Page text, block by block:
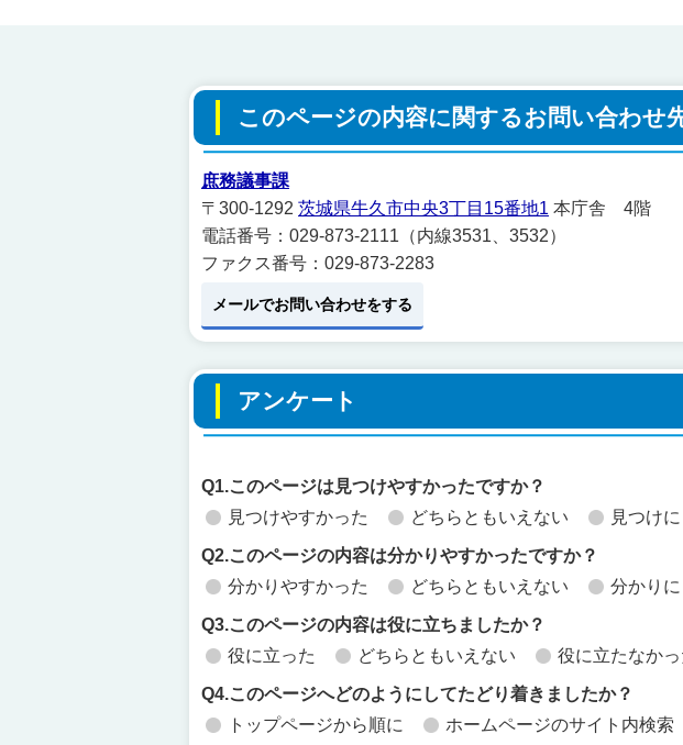
このページの内容に関するお問い合わせ
庶務議事課
〒300-1292 茨城県牛久市中央3丁目15番地1 本庁舎 4階
電話番号：029-873-2111（内線3531、3532）
ファクス番号：029-873-2283
メールでお問い合わせをする
アンケート
Q1.このページは見つけやすかったですか？
見つけやすかった
どちらともいえない 見つけ
Q2.このページの内容は分かりやすかったですか？
分かりやすかった
どちらともいえない 分かり
Q3.このページの内容は役に立ちましたか？
役に立った
どちらともいえない 役に立たなかっ
Q4.このページへどのようにしてたどり着きましたか？
トップページから順に
ホームページのサイト内検索